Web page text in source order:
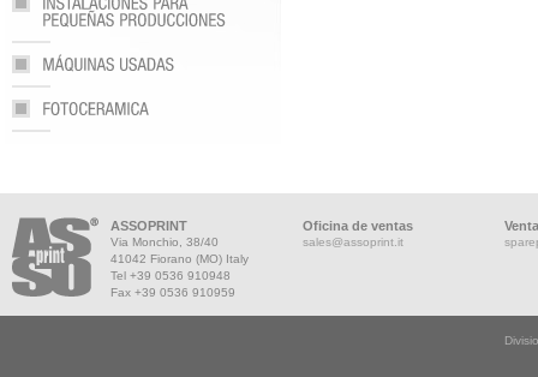
ASSOPRINT
Via Monchio, 38/40
41042 Fiorano (MO) Italy
Tel +39 0536 910948
Fax +39 0536 910959
Oficina de ventas
sales@assoprint.it